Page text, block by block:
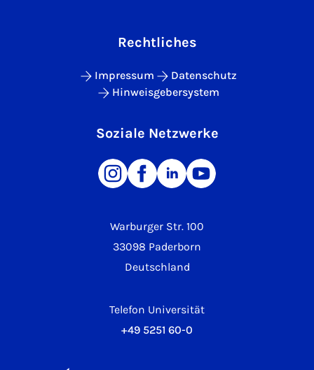
Warburger Str. 100
33098 Paderborn
Deutschland
Telefon Universität
+49 5251 60-0
Rechtliches
Impressum
Datenschutz
Hinweisgebersystem
Soziale Netzwerke